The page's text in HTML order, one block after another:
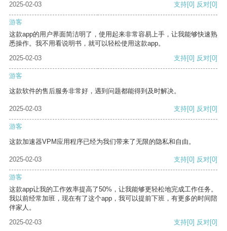
2025-02-03 支持[0] 反对[0]
游客
这款app的用户界面简洁明了，使用起来非常容易上手，让我能够快速熟
悉操作。我不用看说明书，就可以轻松使用这款app。
2025-02-03
支持[0] 反对[0]
游客
这款软件的售后服务非常好，遇到问题都能得到及时解决。
2025-02-03 支持[0] 反对[0]
游客
这款加速器VPM应用程序已经为我们带来了无限的隐私和自由。
2025-02-03 支持[0] 反对[0]
游客
这款app让我的工作效率提高了50%，让我能够更轻松地完成工作任务。
我以前经常加班，现在有了这个app，我可以提前下班，有更多的时间陪
伴家人。
2025-02-03
支持[0] 反对[0]